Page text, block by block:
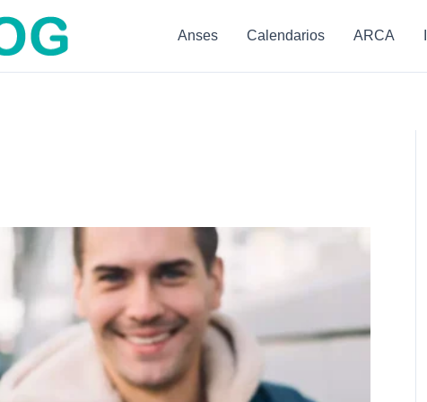
Anses Calendarios ARCA